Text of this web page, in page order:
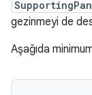
gezinmeyi de
Aşağıda